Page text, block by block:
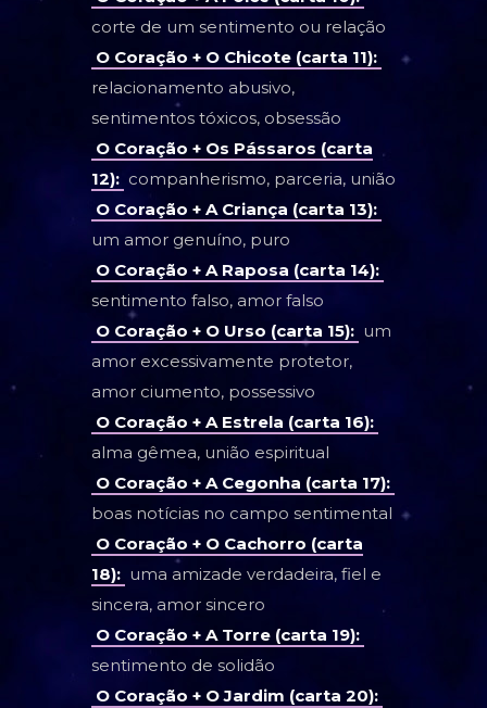
corte de um sentimento ou relação
O Coração + O Chicote (carta 11):
relacionamento abusivo,
sentimentos tóxicos, obsessão
O Coração + Os Pássaros (carta
12): companherismo, parceria, união
O Coração + A Criança (carta 13):
um amor genuíno, puro
O Coração + A Raposa (carta 14):
sentimento falso, amor falso
O Coração + O Urso (carta 15): um
amor excessivamente protetor,
amor ciumento, possessivo
O Coração + A Estrela (carta 16):
alma gêmea, união espiritual
O Coração + A Cegonha (carta 17):
boas notícias no campo sentimental
O Coração + O Cachorro (carta
18): uma amizade verdadeira, fiel e
sincera, amor sincero
O Coração + A Torre (carta 19):
sentimento de solidão
O Coração + O Jardim (carta 20):